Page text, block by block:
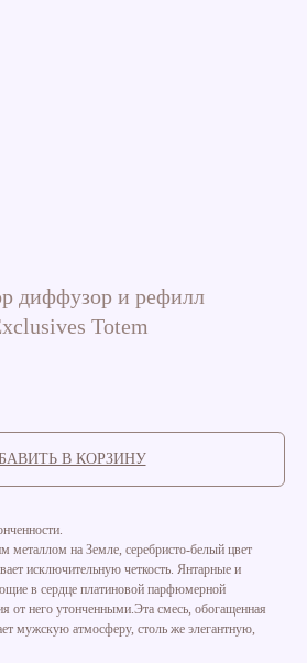
диффузор и рефилл
Totem
В КОРЗИНУ
на Земле, серебристо-белый цвет
исключительную четкость. Янтарные и
в сердце платиновой парфюмерной
от него утонченными.Эта смесь, обогащенная
мужскую атмосферу, столь же элегантную,